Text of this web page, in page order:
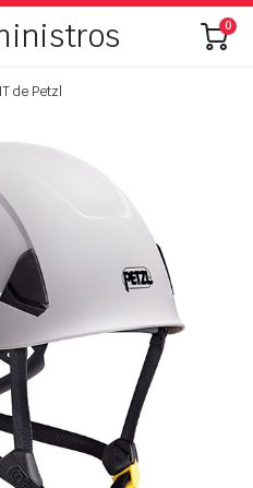
0
de Petzl